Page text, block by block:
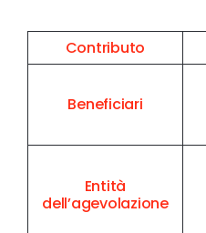
Contributo
Beneficiari
Entità
dell’agevolazione